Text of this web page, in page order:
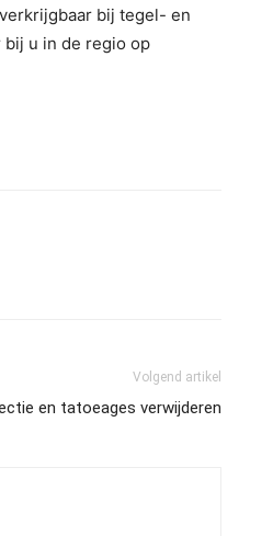
bij tegel- en
bij u in de regio op
Volgend artikel
en tatoeages verwijderen